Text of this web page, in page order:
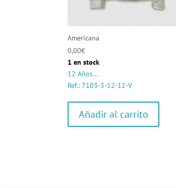
Americana
0,00€
1 en stock
12 Años...
Ref.: 7103-3-12-12-V
Añadir al carrito